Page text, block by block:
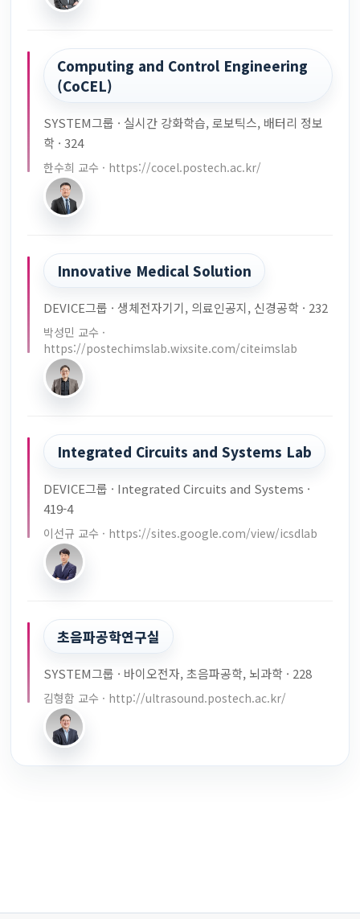
Computing and Control Engineering
(CoCEL)
SYSTEM그룹 · 실시간 강화학습, 로보틱스, 배터리 정보
학 · 324
한수희 교수 · https://cocel.postech.ac.kr/
Innovative Medical Solution
DEVICE그룹 · 생체전자기기, 의료인공지, 신경공학 · 232
박성민 교수 ·
https://postechimslab.wixsite.com/citeimslab
Integrated Circuits and Systems Lab
DEVICE그룹 · Integrated Circuits and Systems ·
419-4
이선규 교수 · https://sites.google.com/view/icsdlab
초음파공학연구실
SYSTEM그룹 · 바이오전자, 초음파공학, 뇌과학 · 228
김형함 교수 · http://ultrasound.postech.ac.kr/